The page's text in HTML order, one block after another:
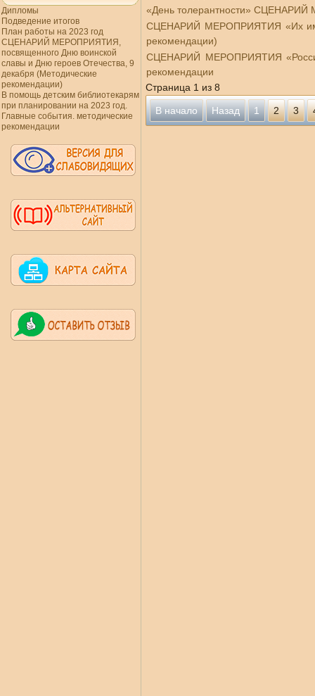
Дипломы
Подведение итогов
План работы на 2023 год
СЦЕНАРИЙ МЕРОПРИЯТИЯ,
посвященного Дню воинской
славы и Дню героев Отечества, 9
декабря (Методические
рекомендации)
В помощь детским библиотекарям
при планировании на 2023 год.
Главные события. методические
рекомендации
«День толерантности»
СЦЕНАРИЙ МЕРОПРИЯТИЯ «Их
рекомендации)
СЦЕНАРИЙ МЕРОПРИЯТИЯ «Россия
рекомендации
Страница 1 из 8
В начало Назад 1 2 3